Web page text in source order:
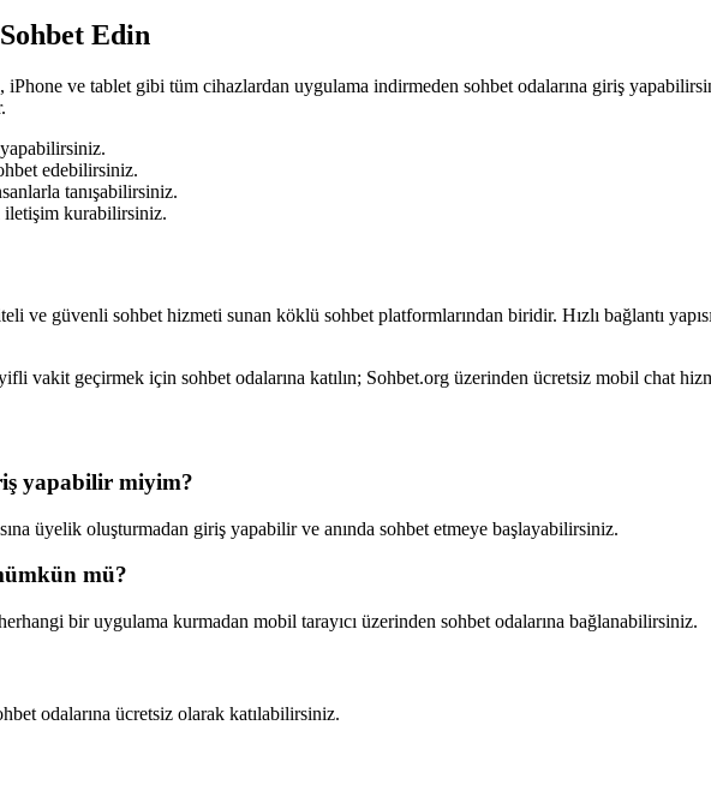
Edin
ve tablet gibi tüm cihazlardan uygulama indirmeden sohbet odalarına giriş
edebilirsiniz.
tanışabilirsiniz.
iletişim kurabilirsiniz.
ve güvenli sohbet hizmeti sunan köklü sohbet platformlarından biridir. Hızlı bağlantı
vakit geçirmek için sohbet odalarına katılın; Sohbet.org üzerinden ücretsiz mobil chat
yapabilir miyim?
üyelik oluşturmadan giriş yapabilir ve anında sohbet etmeye başlayabilirsiniz.
mü?
bir uygulama kurmadan mobil tarayıcı üzerinden sohbet odalarına bağlanabilirsiniz.
odalarına ücretsiz olarak katılabilirsiniz.